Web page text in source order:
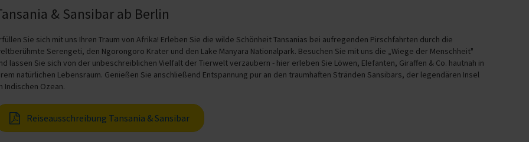
& Sansibar ab Berlin
Sie sich mit uns Ihren Traum von Afrika! Erleben Sie die wilde Schönheit Tansanias bei aufregenden Pirschfahrten durch die
Serengeti, den Ngorongoro Krater und den Lake Manyara Nationalpark. Besuchen Sie mit uns die „Wiege der Menschheit"
lassen Sie sich von der unbeschreiblichen Vielfalt der Tierwelt verzaubern - hier erleben Sie Löwen, Elefanten, Giraffen & Co. hautnah in
natürlichen Lebensraum. Genießen Sie anschließend Entspannung pur an den traumhaften Stränden Sansibars, der legendären Insel
Indischen Ozean.
Reiseausschreibung Tansania & Sansibar